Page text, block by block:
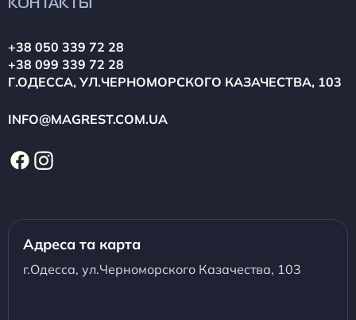
КОНТАКТЫ
+38 050 339 72 28
+38 099 339 72 28
Г.ОДЕССА, УЛ.ЧЕРНОМОРСКОГО КАЗАЧЕСТВА, 103
INFO@MAGREST.COM.UA
Адреса та карта
г.Одесса, ул.Черноморского Казачества, 103